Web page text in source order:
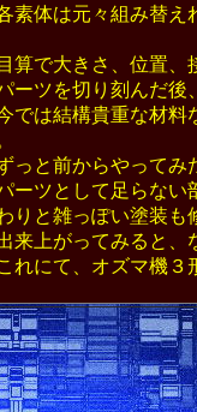
素体は元々組み替え
算で大きさ、位置、
ーツを切り刻んだ後
では結構貴重な材料
っと前からやってみ
ーツとして足らない
りと雑っぽい塗装も
来上がってみると、
れにて、オズマ機３